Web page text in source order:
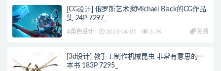
[CG设计] 俄罗斯艺术家Michael Black的CG作品
集 24P 7297_
A角色设计 2023-04-05 3.7K 免费
[3d设计] 教手工制作机械昆虫 非常有意思的一
本书 183P 7295_